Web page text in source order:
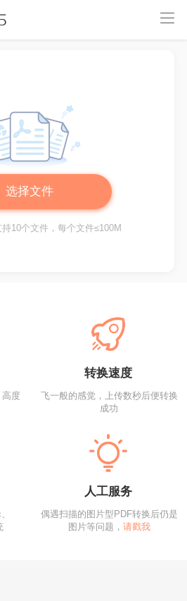
选择文件
10个文件，每个文件≤100M
高度
转换速度
飞一般的感觉，上传数秒后便转换
成功
人工服务
偶遇扫描的图片型PDF转换后仍是
图片等问题， 请戳我